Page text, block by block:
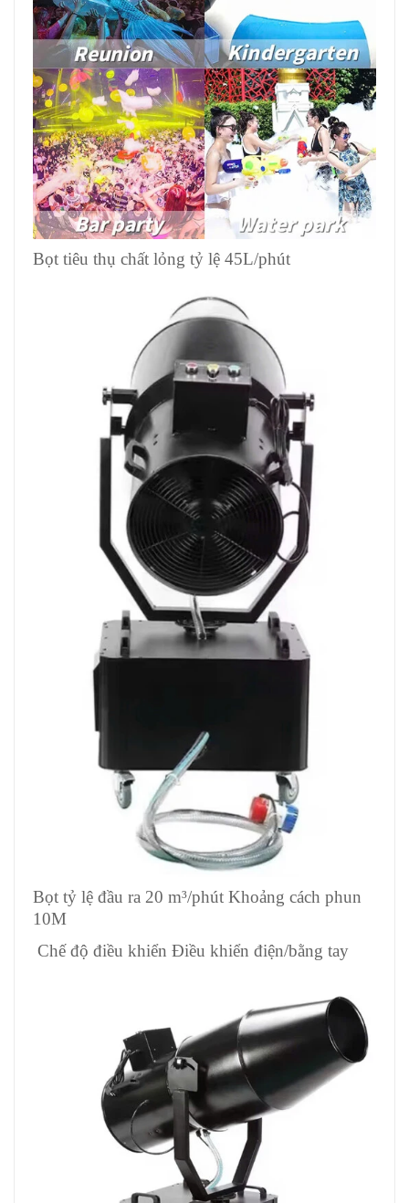
Bọt tiêu thụ chất lỏng tỷ lệ 45L/phút
Bọt tỷ lệ đầu ra 20 m³/phút Khoảng cách phun
10M
Chế độ điều khiển Điều khiển điện/bằng tay